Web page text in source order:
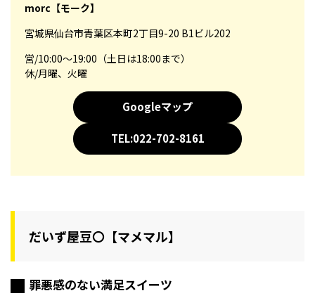
morc【モーク】
宮城県仙台市青葉区本町2丁目9-20 B1ビル202
営/10:00～19:00（土日は18:00まで）
休/月曜、火曜
Googleマップ
TEL:022-702-8161
だいず屋豆〇【マメマル】
罪悪感のない満足スイーツ